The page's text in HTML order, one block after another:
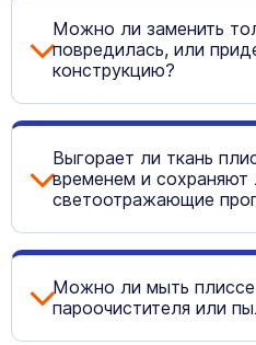
Можно ли заменить
повредилась, или
конструкцию?
Выгорает ли ткань
временем и сохраняют
светоотражающие
Можно ли мыть
пароочистителя или